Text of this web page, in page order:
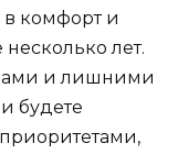
в комфорт и
лет.
и лишними
будете